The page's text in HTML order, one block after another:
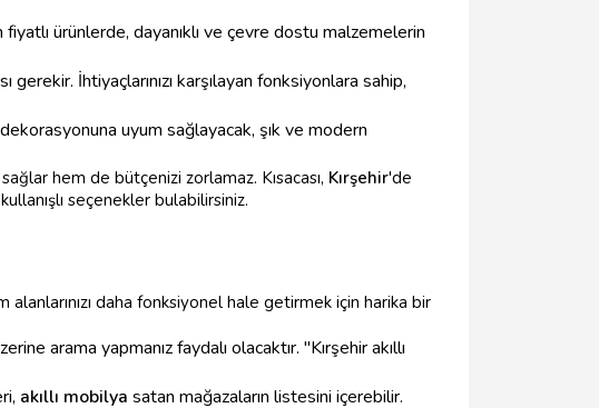
ürünlerde, dayanıklı ve çevre dostu malzemelerin
İhtiyaçlarınızı karşılayan fonksiyonlara sahip,
uyum sağlayacak, şık ve modern
hem de bütçenizi zorlamaz. Kısacası, Kırşehir'de
seçenekler bulabilirsiniz.
daha fonksiyonel hale getirmek için harika bir
arama yapmanız faydalı olacaktır. "Kırşehir akıllı
akıllı mobilya satan mağazaların listesini içerebilir.